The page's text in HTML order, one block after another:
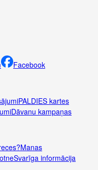
Facebook
PALDIES kartes
Dāvanu kampaņas
Manas
Svarīga informācija